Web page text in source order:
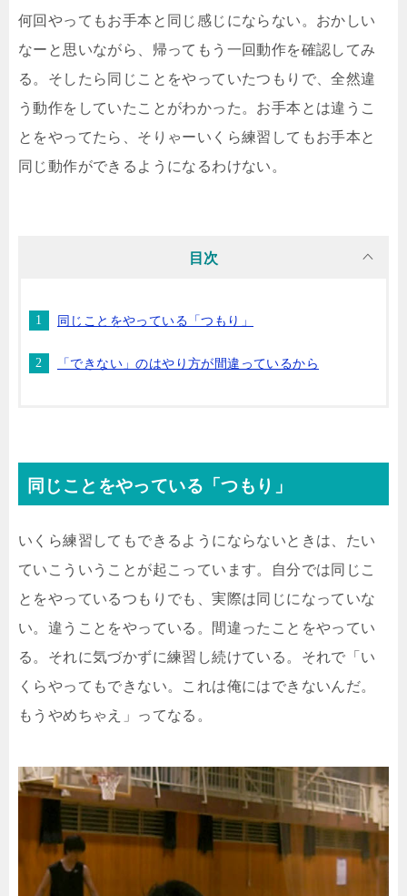
何回やってもお手本と同じ感じにならない。おかしい
なーと思いながら、帰ってもう一回動作を確認してみ
る。そしたら同じことをやっていたつもりで、全然違
う動作をしていたことがわかった。お手本とは違うこ
とをやってたら、そりゃーいくら練習してもお手本と
同じ動作ができるようになるわけない。
目次
同じことをやっている「つもり」
「できない」のはやり方が間違っているから
同じことをやっている「つもり」
いくら練習してもできるようにならないときは、たい
ていこういうことが起こっています。自分では同じこ
とをやっているつもりでも、実際は同じになっていな
い。違うことをやっている。間違ったことをやってい
る。それに気づかずに練習し続けている。それで「い
くらやってもできない。これは俺にはできないんだ。
もうやめちゃえ」ってなる。